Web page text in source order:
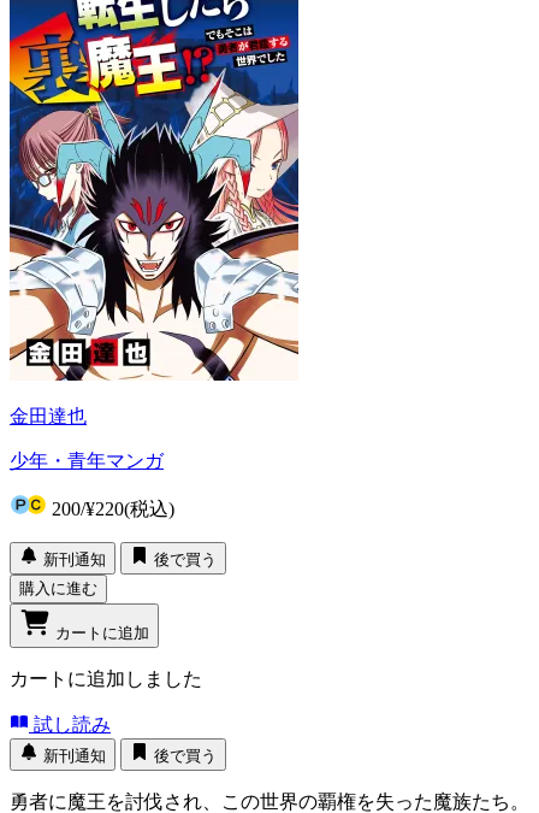
金田達也
少年・青年マンガ
200/¥220(税込)
新刊通知
後で買う
購入に進む
カートに追加
カートに追加しました
試し読み
新刊通知 後で買う
勇者に魔王を討伐され、この世界の覇権を失った魔族たち。